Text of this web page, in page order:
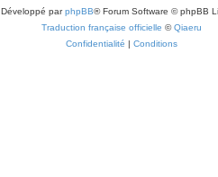
Développé parphpBB® Forum Software © phpBB
Traduction française officielle ©Qiaeru
Confidentialité | Conditions